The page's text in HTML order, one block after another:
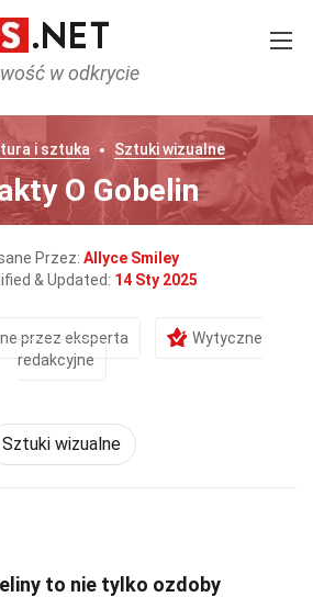
w odkrycie
i sztuka Sztuki wizualne
O Gobelin
Przez: Allyce Smiley
& Updated: 14 Sty 2025
przez eksperta
Wytyczne
redakcyjne
Sztuki wizualne
to nie tylko ozdoby